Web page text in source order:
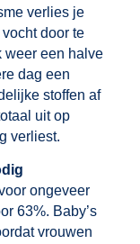
verlies je
door te
weer een halve
dag een
stoffen af
uit op
verliest.
ongeveer
63%. Baby’s
vrouwen